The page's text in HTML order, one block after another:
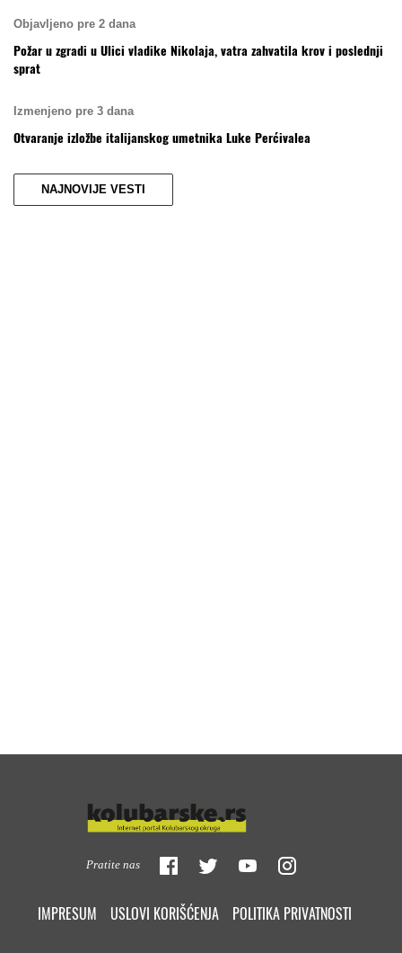
Objavljeno pre 2 dana
Požar u zgradi u Ulici vladike Nikolaja, vatra zahvatila krov i poslednji
sprat
Izmenjeno pre 3 dana
Otvaranje izložbe italijanskog umetnika Luke Perćivalea
NAJNOVIJE VESTI
Pratite nas
IMPRESUM USLOVI KORIŠĆENJA POLITIKA PRIVATNOSTI